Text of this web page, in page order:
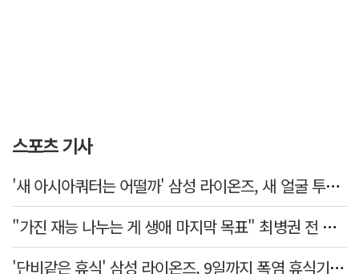
스포츠 기사
'새 아시아쿼터는 어떨까' 삼성 라이온즈, 새 얼굴 투수 미야모리 영입
"가진 재능 나누는 게 생애 마지막 목표" 최병권 전 대구체고 복싱 감독
'단비같은 휴식' 삼성 라이온즈, 9일까지 폭염 휴식기에 재정비